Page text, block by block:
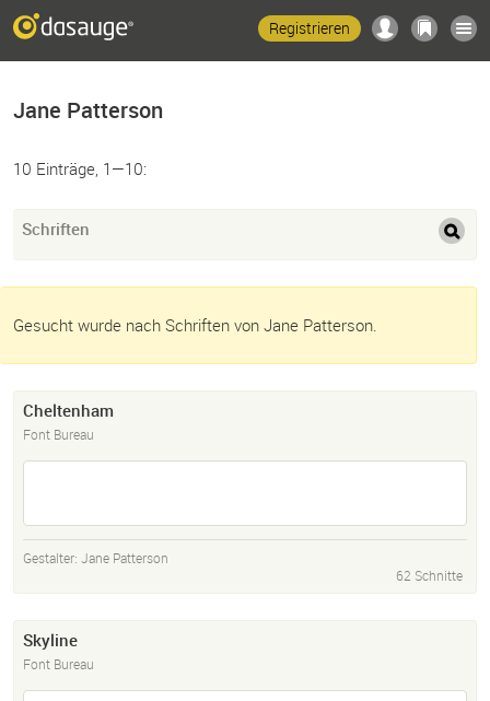
Registrieren
Jane Patterson
10 Einträge, 1—10:
Schriften
Gesucht wurde nach Schriften von Jane Patterson.
Cheltenham
Font Bureau
Gestalter: Jane Patterson
62 Schnitte
Skyline
Font Bureau